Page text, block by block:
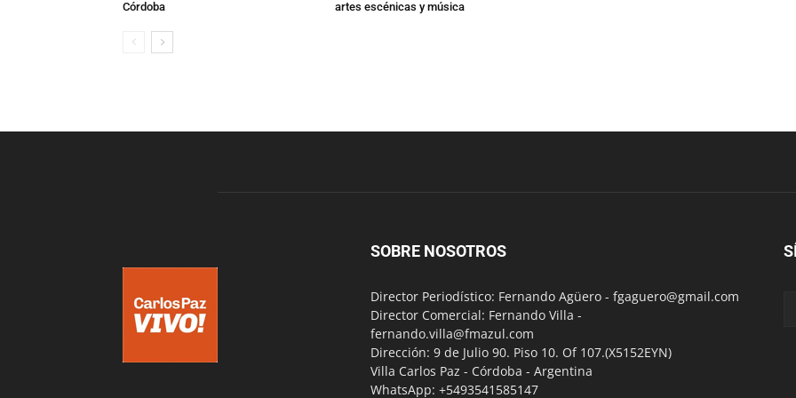
Córdoba
artes escénicas y música
SOBRE NOSOTROS
Director Periodístico: Fernando Agüero - fgaguero@gmail.com
Director Comercial: Fernando Villa -
fernando.villa@fmazul.com
Dirección: 9 de Julio 90. Piso 10. Of 107.(X5152EYN)
Villa Carlos Paz - Córdoba - Argentina
WhatsApp: +5493541585147